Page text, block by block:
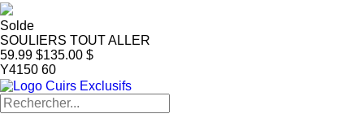
Solde
SOULIERS TOUT ALLER
59.99 $135.00 $
Y4150 60